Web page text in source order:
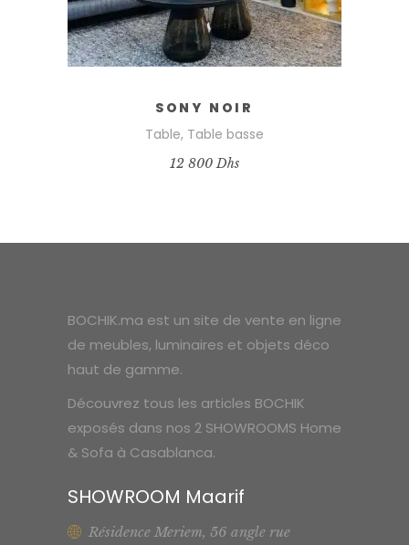
SONY NOIR
Table, Table basse
12 800Dhs
BOCHIK.ma est un site de vente en ligne
de meubles, luminaires et objets déco
haut de gamme.
Découvrez tous les articles BOCHIK
exposés dans nos 2 SHOWROOMS Home
& Sofa à Casablanca.
SHOWROOM Maarif
Résidence Meriem, 56 angle rue